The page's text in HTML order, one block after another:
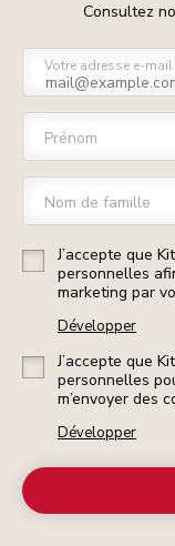
Consultez
Votre adresse e-mail
Prénom
Nom de famille
J’accepte que
personnelles
marketing par
Développer
J’accepte que
personnelles
m’envoyer des
Développer